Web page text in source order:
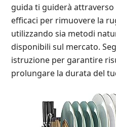
guida ti guiderà attraverso
efficaci per rimuovere la
utilizzando sia metodi
disponibili sul mercato.
istruzione per garantire
prolungare la durata del